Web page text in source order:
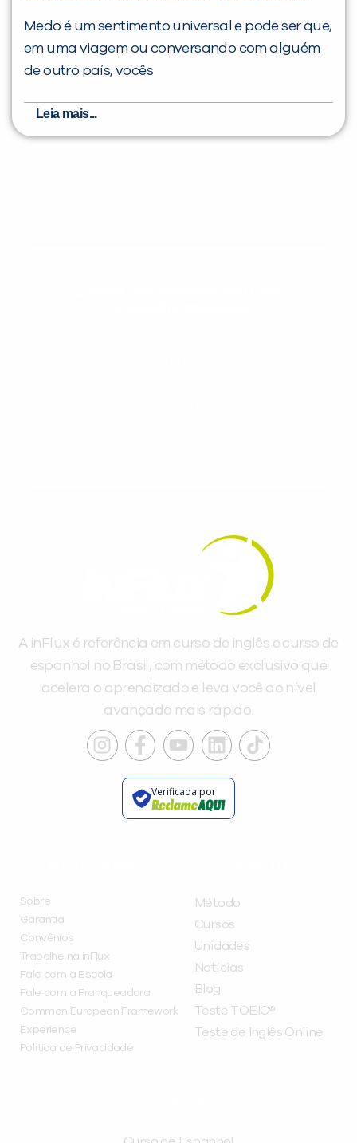
Medo é um sentimento universal e pode ser que,
em uma viagem ou conversando com alguém
de outro país, vocês
Leia mais...
A inFlux é referência em curso de inglês e curso de
espanhol no Brasil, com método exclusivo que
acelera o aprendizado e leva você ao nível
avançado mais rápido.
Verificada por
Sobre
Garantia
Convênios
Trabalhe na inFlux
Fale com a Escola
Fale com a Franqueadora
Common European Framework
Experience
Política de Privacidade
Método
Cursos
Unidades
Notícias
Blog
Teste TOEIC®
Teste de Inglês Online